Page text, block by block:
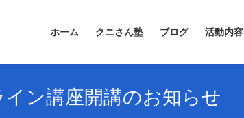
ホーム クニさん塾 ブログ 活動内容
イン講座開講のお知らせ